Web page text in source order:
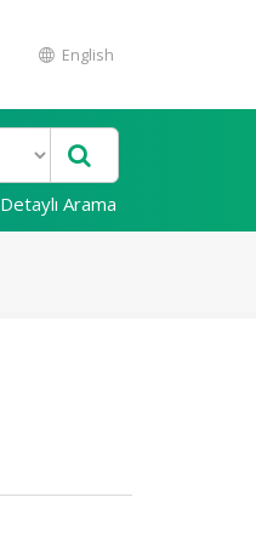
English
Detaylı Arama